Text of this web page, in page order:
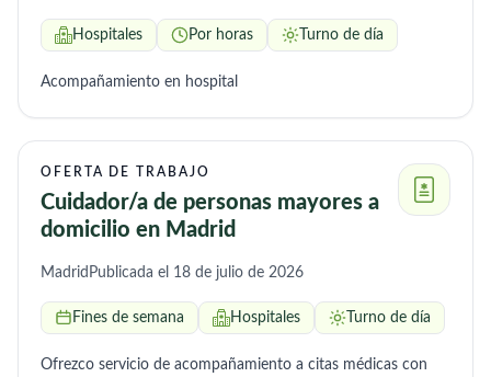
Hospitales Por horas Turno de día
Acompañamiento en hospital
OFERTA DE TRABAJO
Cuidador/a de personas mayores a
domicilio en Madrid
Madrid Publicada el 18 de julio de 2026
Fines de semana Hospitales Turno de día
Ofrezco servicio de acompañamiento a citas médicas con